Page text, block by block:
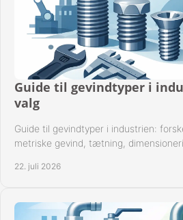
Guide til gevindtyper i
valg
Guide til gevindtyper i industrien:
metriske gevind, tætning,
22. juli 2026